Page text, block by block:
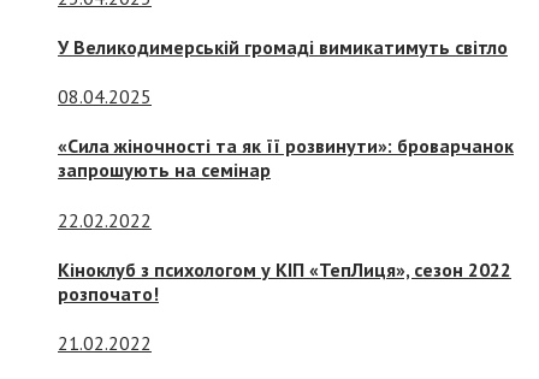
У Великодимерській громаді вимикатимуть світло
08.04.2025
«Сила жіночності та як її розвинути»: броварчанок
запрошують на семінар
22.02.2022
Кіноклуб з психологом у КІП «ТепЛиця», сезон 2022
розпочато!
21.02.2022